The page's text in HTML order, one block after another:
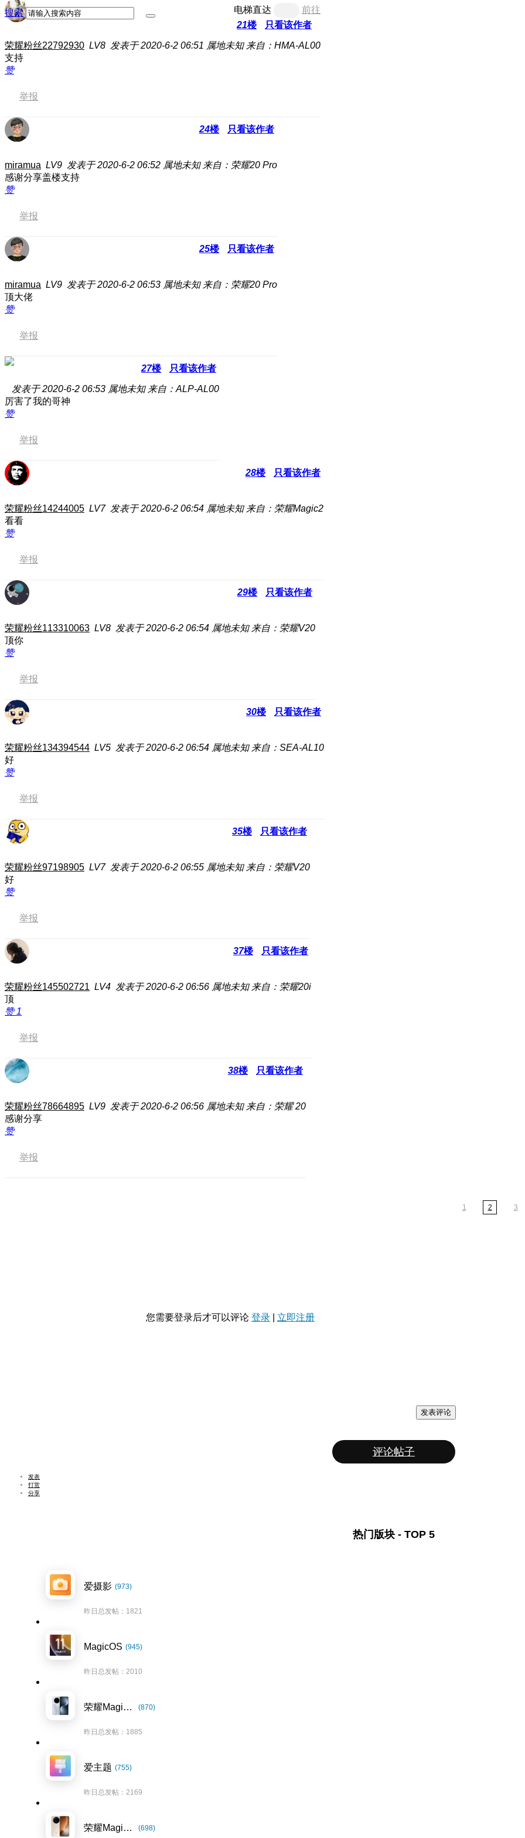
搜索 电梯直达
前往
21楼 只看该作者
荣耀粉丝22792930 LV8 发表于 2020-6-2 06:51 属地未知 来自：HMA-AL00
支持
赞
举报
24楼 只看该作者
miramua LV9 发表于 2020-6-2 06:52 属地未知 来自：荣耀20 Pro
感谢分享盖楼支持
赞
举报
25楼 只看该作者
miramua LV9 发表于 2020-6-2 06:53 属地未知 来自：荣耀20 Pro
顶大佬
赞
举报
27楼 只看该作者
发表于 2020-6-2 06:53 属地未知 来自：ALP-AL00
厉害了我的哥神
赞
举报
28楼 只看该作者
荣耀粉丝14244005 LV7 发表于 2020-6-2 06:54 属地未知 来自：荣耀Magic2
看看
赞
举报
29楼 只看该作者
荣耀粉丝113310063 LV8 发表于 2020-6-2 06:54 属地未知 来自：荣耀V20
顶你
赞
举报
30楼 只看该作者
荣耀粉丝134394544 LV5 发表于 2020-6-2 06:54 属地未知 来自：SEA-AL10
好
赞
举报
35楼 只看该作者
荣耀粉丝97198905 LV7 发表于 2020-6-2 06:55 属地未知 来自：荣耀V20
好
赞
举报
37楼 只看该作者
荣耀粉丝145502721 LV4 发表于 2020-6-2 06:56 属地未知 来自：荣耀20i
顶
赞1
举报
38楼 只看该作者
荣耀粉丝78664895 LV9 发表于 2020-6-2 06:56 属地未知 来自：荣耀 20
感谢分享
赞
举报
1 2 3
您需要登录后才可以评论 登录 立即注册
发表评论
评论帖子
发表
打赏
分享
热门版块 - TOP 5
爱摄影 (973)
昨日总发帖：1821
MagicOS (945)
昨日总发帖：2010
荣耀Magic7系列 (870)
昨日总发帖：1885
爱主题 (755)
昨日总发帖：2169
荣耀Magic8系列 (698)